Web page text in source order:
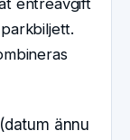
ännu